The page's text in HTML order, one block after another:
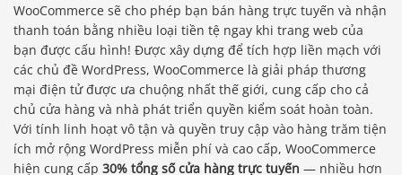
WooCommerce sẽ cho phép bạn bán hàng trực tuyến và nhận
thanh toán bằng nhiều loại tiền tệ ngay khi trang web của
bạn được cấu hình! Được xây dựng để tích hợp liền mạch với
các chủ đề WordPress, WooCommerce là giải pháp thương
mại điện tử được ưa chuộng nhất thế giới, cung cấp cho cả
chủ cửa hàng và nhà phát triển quyền kiểm soát hoàn toàn.
Với tính linh hoạt vô tận và quyền truy cập vào hàng trăm tiện
ích mở rộng WordPress miễn phí và cao cấp, WooCommerce
hiện cung cấp 30% tổng số cửa hàng trực tuyến — nhiều hơn